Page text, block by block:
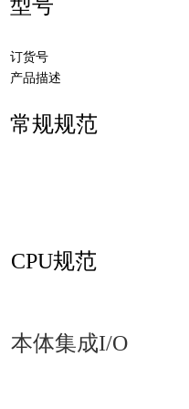
型号
订货号
产品描述
常规规范
CPU规范
本体集成I/O